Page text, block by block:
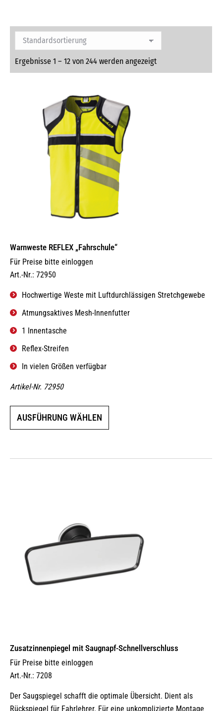
Ergebnisse 1 – 12 von 244 werden angezeigt
Warnweste REFLEX „Fahrschule“
Für Preise bitte einloggen
Art.-Nr.: 72950
Hochwertige Weste mit Luftdurchlässigen Stretchgewebe
Atmungsaktives Mesh-Innenfutter
1 Innentasche
Reflex-Streifen
In vielen Größen verfügbar
Artikel-Nr. 72950
AUSFÜHRUNG WÄHLEN
der
Produktseite
gewählt
Zusatzinnenpiegel mit Saugnapf-Schnellverschluss
Für Preise bitte einloggen
Art.-Nr.: 7208
Der Saugspiegel schafft die optimale Übersicht. Dient als
Rückspiegel für Fahrlehrer. Für eine unkomplizierte Montage